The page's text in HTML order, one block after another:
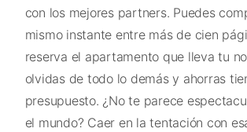
con los mejores partners. Puedes
mismo instante entre más de cien
reserva el apartamento que lleva tu
olvidas de todo lo demás y ahorras
presupuesto. ¿No te parece
el mundo? Caer en la tentación con